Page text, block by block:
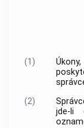
(1)
(2)
jde-